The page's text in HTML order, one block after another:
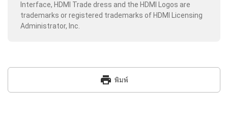
Interface, HDMI Trade dress and the HDMI Logos are
trademarks or registered trademarks of HDMI Licensing
Administrator, Inc.
print พิมพ์